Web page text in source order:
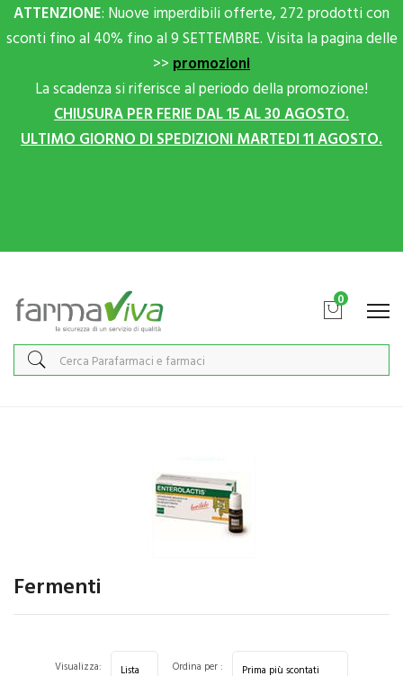
ATTENZIONE: Nuove imperdibili offerte, 272 prodotti con
sconti fino al 40% fino al 9 SETTEMBRE. Visita la pagina delle
>> promozioni
La scadenza si riferisce al periodo della promozione!
CHIUSURA PER FERIE DAL 15 AL 30 AGOSTO.
ULTIMO GIORNO DI SPEDIZIONI MARTEDI 11 AGOSTO.
0
Fermenti
Visualizza: Ordina per :